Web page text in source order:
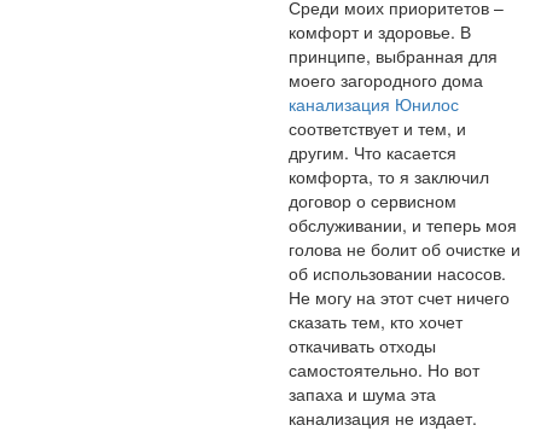
Среди моих приоритетов –
комфорт и здоровье. В
принципе, выбранная для
моего загородного дома
канализация Юнилос
соответствует и тем, и
другим. Что касается
комфорта, то я заключил
договор о сервисном
обслуживании, и теперь моя
голова не болит об очистке и
об использовании насосов.
Не могу на этот счет ничего
сказать тем, кто хочет
откачивать отходы
самостоятельно. Но вот
запаха и шума эта
канализация не издает.